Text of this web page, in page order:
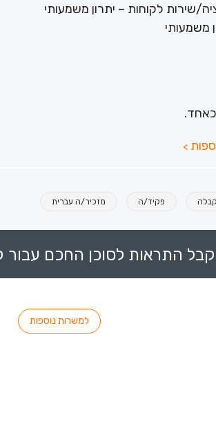
שירות לקוחות – יתרון משמעותי
משמעותי
כאחד.
>
פקיד/ה מזכיר/ה עברית
קבל התראות לסוכן החכם עבור
למשרות נוספות